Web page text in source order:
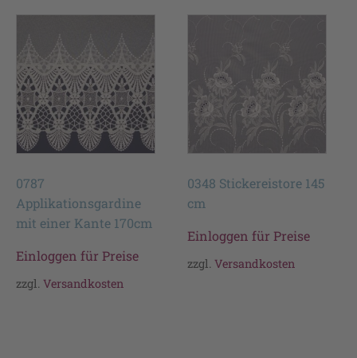
0787
Applikationsgardine
mit einer Kante 170cm
Einloggen für Preise
zzgl. Versandkosten
0348 Stickereistore 145
cm
Einloggen für Preise
zzgl.Versandkosten